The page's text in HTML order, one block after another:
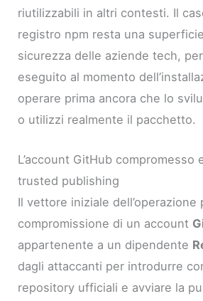
riutilizzabili in altri contesti. Il
registro npm resta una
sicurezza delle aziende tech,
eseguito al momento
operare prima ancora che lo
o utilizzi realmente il pacchetto.
L’account GitHub compromesso
trusted publishing
Il vettore iniziale dell’operazione
compromissione di un account
appartenente a un dipendente
dagli attaccanti per introdurre
repository ufficiali e avviare la